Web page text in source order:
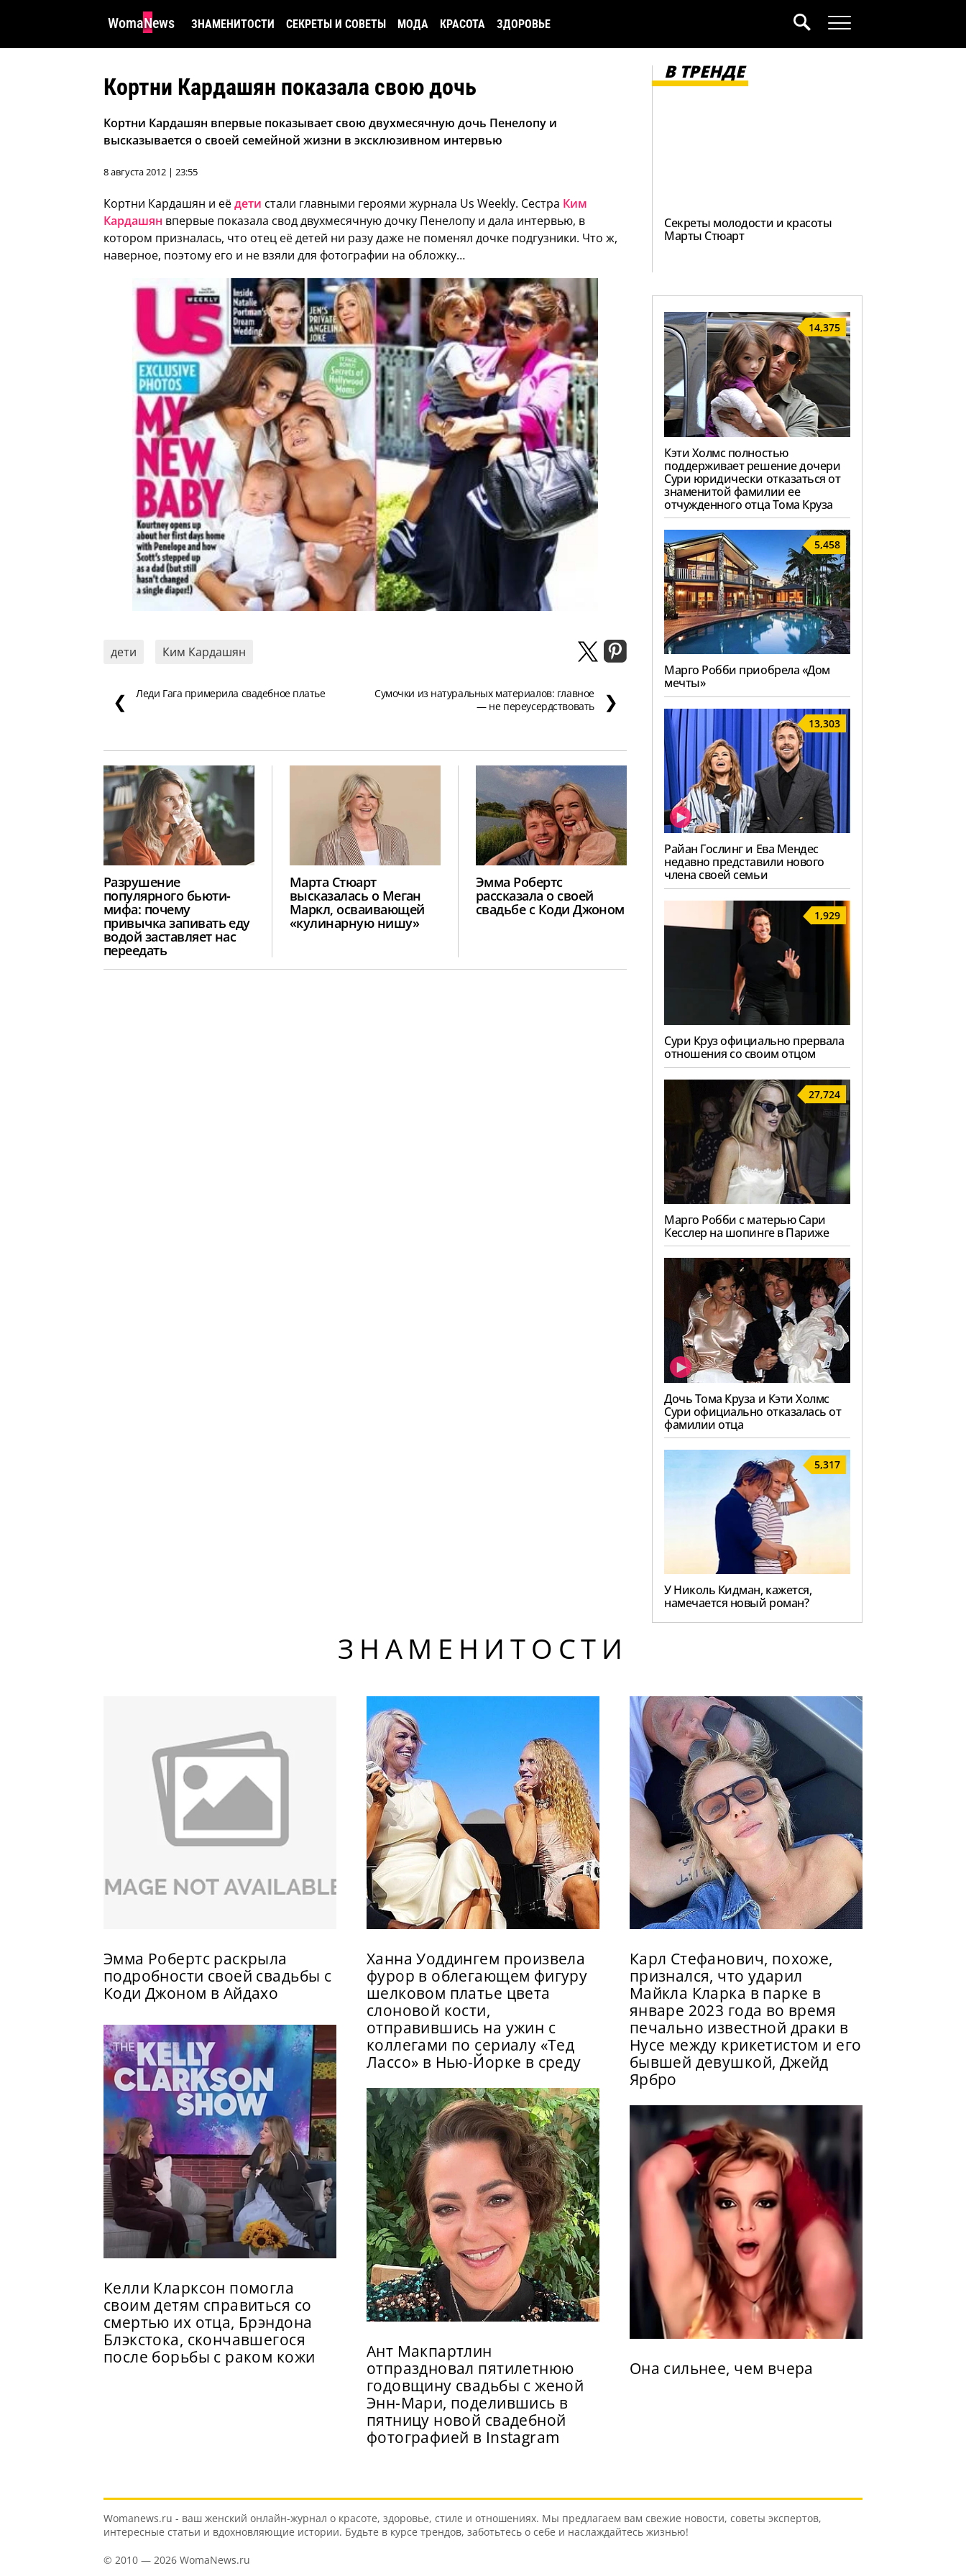
WomaNews ЗНАМЕНИТОСТИ СЕКРЕТЫ И СОВЕТЫ МОДА КРАСОТА ЗДОРОВЬЕ
Кортни Кардашян показала свою дочь
Кортни Кардашян впервые показывает свою двухмесячную дочь Пенелопу и
высказывается о своей семейной жизни в эксклюзивном интервью
8 августа 2012 | 23:55
Кортни Кардашян и еёдети стали главными героями журнала Us Weekly. Сестра Ким
Кардашян впервые показала свод двухмесячную дочку Пенелопу и дала интервью, в
котором призналась, что отец её детей ни разу даже не поменял дочке подгузники. Что ж,
наверное, поэтому его и не взяли для фотографии на обложку…
дети Ким Кардашян
❮ Леди Гага примерила свадебное платье
Сумочки из натуральных материалов: главное
— не переусердствовать
❯
Разрушение
популярного бьюти-
мифа: почему
привычка запивать еду
водой заставляет нас
переедать
Марта Стюарт
высказалась о Меган
Маркл, осваивающей
«кулинарную нишу»
Эмма Робертс
рассказала о своей
свадьбе с Коди Джоном
В ТРЕНДЕ
Секреты молодости и красоты
Марты Стюарт
14,375
Кэти Холмс полностью
поддерживает решение дочери
Сури юридически отказаться от
знаменитой фамилии ее
отчужденного отца Тома Круза
5,458
Марго Робби приобрела «Дом
мечты»
13,303
Райан Гослинг и Ева Мендес
недавно представили нового
члена своей семьи
1,929
Сури Круз официально прервала
отношения со своим отцом
27,724
Марго Робби с матерью Сари
Кесслер на шопинге в Париже
Дочь Тома Круза и Кэти Холмс
Сури официально отказалась от
фамилии отца
5,317
У Николь Кидман, кажется,
намечается новый роман?
ЗНАМЕНИТОСТИ
Эмма Робертс раскрыла
подробности своей свадьбы с
Коди Джоном в Айдахо
Келли Кларксон помогла
своим детям справиться со
смертью их отца, Брэндона
Блэкстока, скончавшегося
после борьбы с раком кожи
Ханна Уоддингем произвела
фурор в облегающем фигуру
шелковом платье цвета
слоновой кости,
отправившись на ужин с
коллегами по сериалу «Тед
Лассо» в Нью-Йорке в среду
Ант Макпартлин
отпраздновал пятилетнюю
годовщину свадьбы с женой
Энн-Мари, поделившись в
пятницу новой свадебной
фотографией в Instagram
Карл Стефанович, похоже,
признался, что ударил
Майкла Кларка в парке в
январе 2023 года во время
печально известной драки в
Нусе между крикетистом и его
бывшей девушкой, Джейд
Ярбро
Она сильнее, чем вчера
Womanews.ru - ваш женский онлайн-журнал о красоте, здоровье, стиле и отношениях. Мы предлагаем вам свежие новости, советы экспертов,
интересные статьи и вдохновляющие истории. Будьте в курсе трендов, заботьтесь о себе и наслаждайтесь жизнью!
© 2010 — 2026 WomaNews.ru